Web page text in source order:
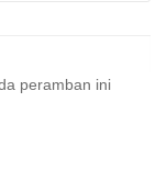
peramban ini